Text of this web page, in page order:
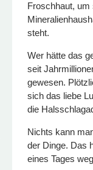
Froschhaut, um
steht.
Wer hätte das
seit
gewesen.
sich das liebe
die
Nichts kann
der Dinge. Das
eines Tages